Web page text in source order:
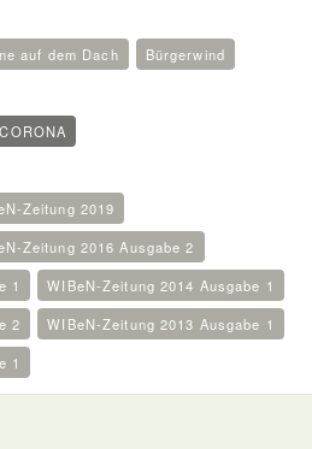
auf dem Dach
Bürgerwind
Zeitung 2019
Zeitung 2016 Ausgabe 2
1
WIBeN-Zeitung 2014 Ausgabe 1
2
WIBeN-Zeitung 2013 Ausgabe 1
1